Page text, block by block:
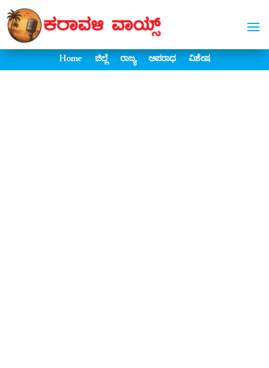
Home ಜಿಲ್ಲೆ ರಾಜ್ಯ ಅಪರಾಧ ವಿಶೇಷ